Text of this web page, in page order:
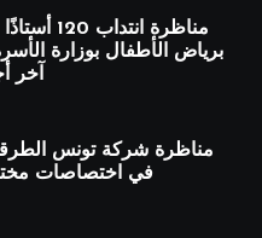
برياض الأطفال بوزارة
آخر أجل
في اختصاصات مختلفة آخر